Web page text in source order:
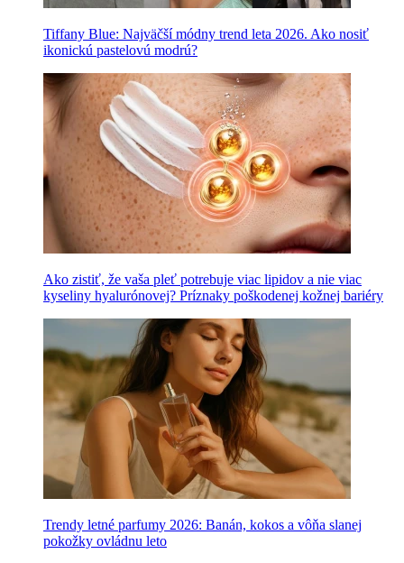
Tiffany Blue: Najväčší módny trend leta 2026. Ako nosiť
ikonickú pastelovú modrú?
Ako zistiť, že vaša pleť potrebuje viac lipidov a nie viac
kyseliny hyalurónovej? Príznaky poškodenej kožnej bariéry
Trendy letné parfumy 2026: Banán, kokos a vôňa slanej
pokožky ovládnu leto